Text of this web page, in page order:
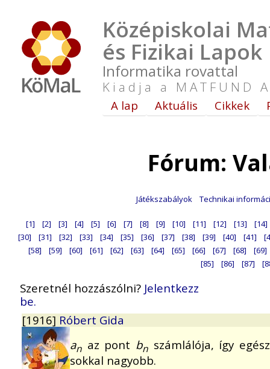
Középiskolai
és Fizikai Lapok
Informatika rovattal
Kiadja a MATFUND
A lap Aktuális Cikkek
Fórum:
Játékszabályok Technikai
[1] [2] [3] [4] [5] [6] [7] [8] [9] [10] [11] [12] [13]
[14]
[30]
[31] [32] [33] [34] [35] [36] [37] [38] [39] [40] [41]
[58]
[59] [60] [61] [62] [63] [64] [65] [66] [67] [68]
[69]
[85]
[86] [87]
Szeretnél hozzászólni? Jelentkezz
be.
[1916] Róbert Gida
an az pont bn számlálója, így
sokkal nagyobb.